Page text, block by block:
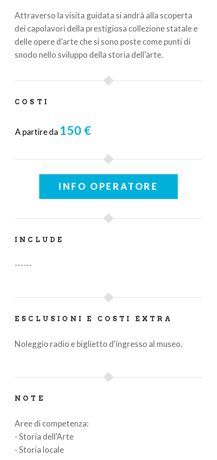
Attraverso la visita guidata si andrà alla scoperta
dei capolavori della prestigiosa collezione statale e
delle opere d'arte che si sono poste come punti di
snodo nello sviluppo della storia dell'arte.
COSTI
A partire da 150 €
INFO OPERATORE
INCLUDE
------
ESCLUSIONI E COSTI EXTRA
Noleggio radio e biglietto d'ingresso al museo.
NOTE
Aree di competenza:
- Storia dell'Arte
- Storia locale